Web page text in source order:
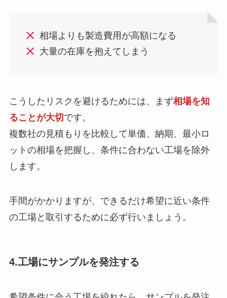
相場よりも製造費用が高額になる
大量の在庫を抱えてしまう
こうしたリスクを避けるためには、まず相場を知
ることが大切 です。
複数社の見積もりを比較して単価、納期、最小ロ
ットの相場を把握し、条件に合わない工場を除外
します。
手間がかかりますが、できるだけ希望に近い条件
の工場と取引するために必ず行いましょう。
4.工場にサンプルを発注する